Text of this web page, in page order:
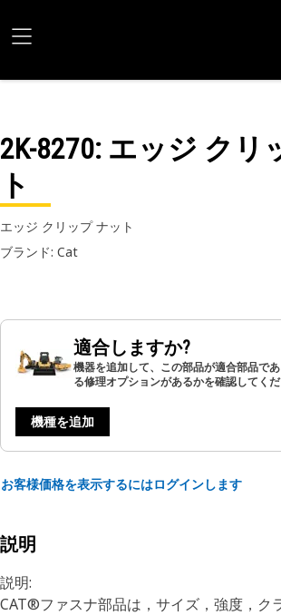
2K-8270: エッジ クリ
ト
エッジ クリップ ナット
ブランド: Cat
適合しますか?
機器を追加して、この部品が適合部品で
る修理オプションがあるかを確認してくだ
機種を追加
お客様価格を表示するにはログインします
説明
説明:
CAT®ファスナ部品は，サイズ，強度，ク